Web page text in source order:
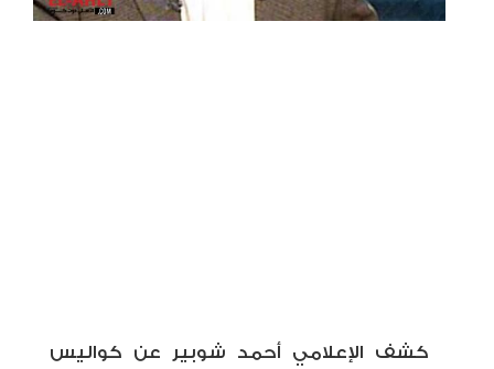
كشف الإعلامي أحمد شوبير عن كواليس